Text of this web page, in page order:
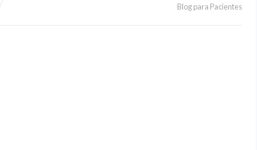
Blog para Pacientes